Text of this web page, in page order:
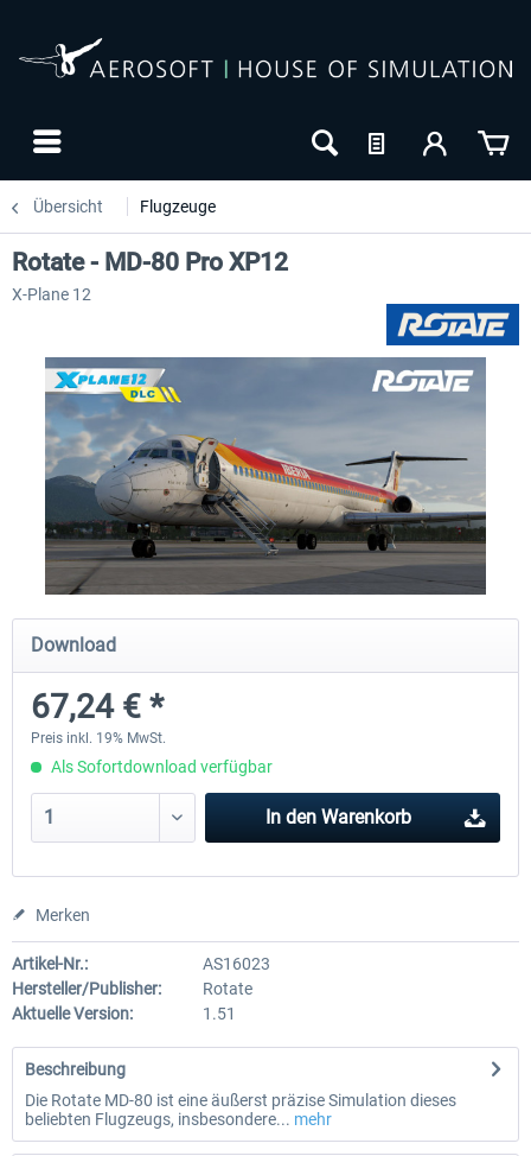
Übersicht Flugzeuge
X-Plane.org - King Air 350 XP12
53,95 € *
X-Plane.org - Cessna 172M
Rotate - MD-80 Pro XP12
X-Plane 12
Download
67,24 € *
Preis inkl. 19% MwSt.
Als Sofortdownload verfügbar
In den Warenkorb
Merken
Artikel-Nr.:
AS16023
Hersteller/Publisher:
Rotate
Aktuelle Version:
1.51
Beschreibung
Die Rotate MD-80 ist eine äußerst präzise Simulation dieses
beliebten Flugzeugs, insbesondere... mehr